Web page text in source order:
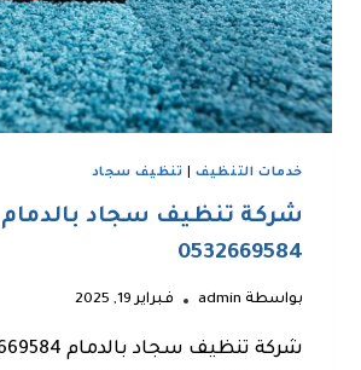
خدمات التنظيف| تنظيف سجاد
شركة تنظيف سجاد بالدمام
0532669584
بواسطة admin فبراير 19, 2025